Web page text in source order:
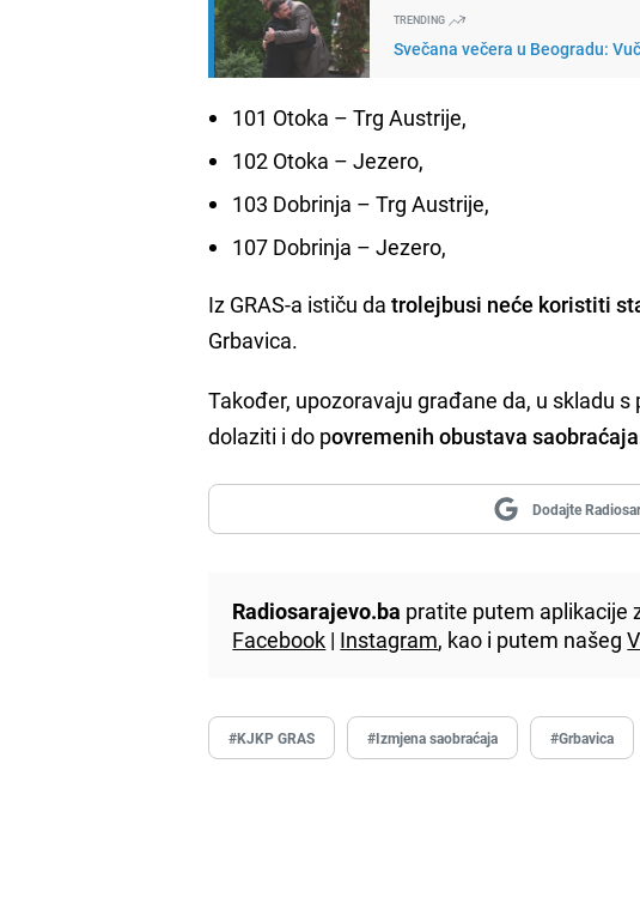
TRENDING
Svečana večera u Beogradu:
101 Otoka – Trg Austrije,
102 Otoka – Jezero,
103 Dobrinja – Trg Austrije,
107 Dobrinja – Jezero,
Iz GRAS-a ističu datrolejbusi neće koristiti
Grbavica.
Također, upozoravaju građane da, u skladu
dolaziti i do povremenih obustava saobraćaja
Dodajte
Radiosarajevo.ba pratite putem aplikacije
Facebook | Instagram, kao i putem našeg
#KJKP GRAS #Izmjena saobraćaja #Grbavica